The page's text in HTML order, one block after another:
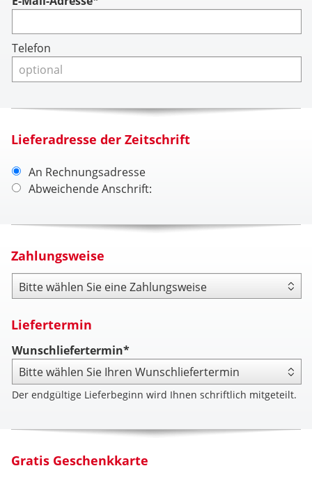
Telefon
Lieferadresse der Zeitschrift
An Rechnungsadresse
Abweichende Anschrift:
Zahlungsweise
Zahlungsweise
Liefertermin
Wunschliefertermin*
Der endgültige Lieferbeginn wird Ihnen schriftlich mitgeteilt.
Gratis Geschenkkarte